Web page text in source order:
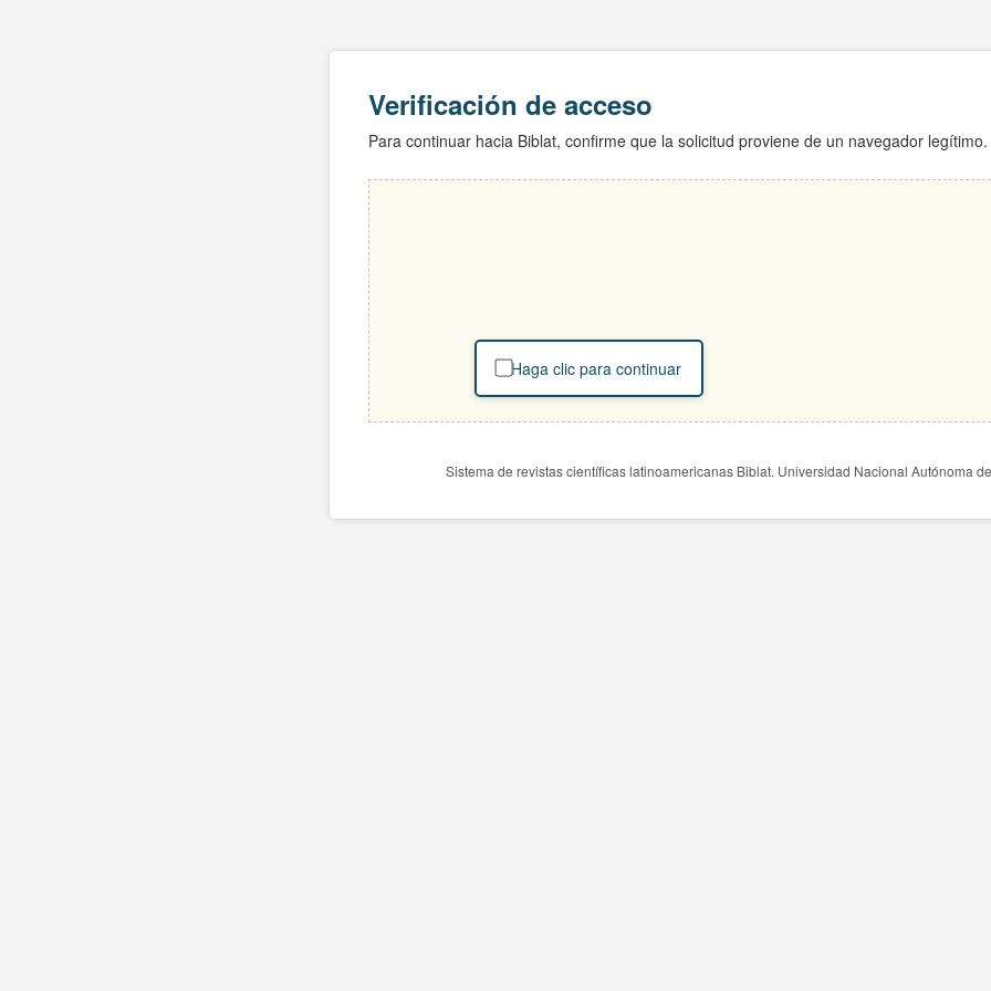
Verificación de acceso
Para continuar hacia Biblat, confirme que la solicitud proviene de un navegador legítimo.
Haga clic para continuar
Sistema de revistas científicas latinoamericanas Biblat. Universidad Nacional Autónoma